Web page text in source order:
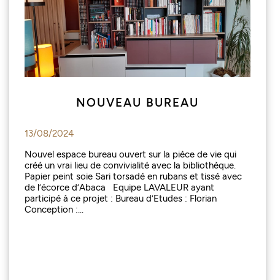
NOUVEAU BUREAU
13/08/2024
Nouvel espace bureau ouvert sur la pièce de vie qui
créé un vrai lieu de convivialité avec la bibliothèque.
Papier peint soie Sari torsadé en rubans et tissé avec
de l’écorce d’Abaca Equipe LAVALEUR ayant
participé à ce projet : Bureau d’Etudes : Florian
Conception :...